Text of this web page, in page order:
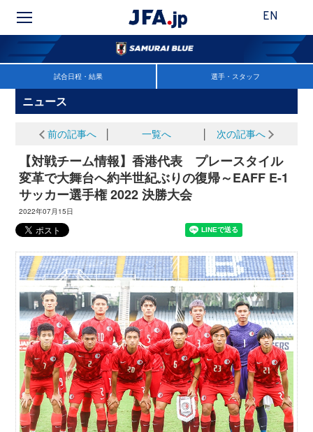
EN
試合日程・結果 選手・スタッフ
ニュース
前の記事へ 一覧へ 次の記事へ
【対戦チーム情報】香港代表 プレースタイル
変革で大舞台へ約半世紀ぶりの復帰～EAFF E-1
サッカー選手権 2022 決勝大会
2022年07月15日